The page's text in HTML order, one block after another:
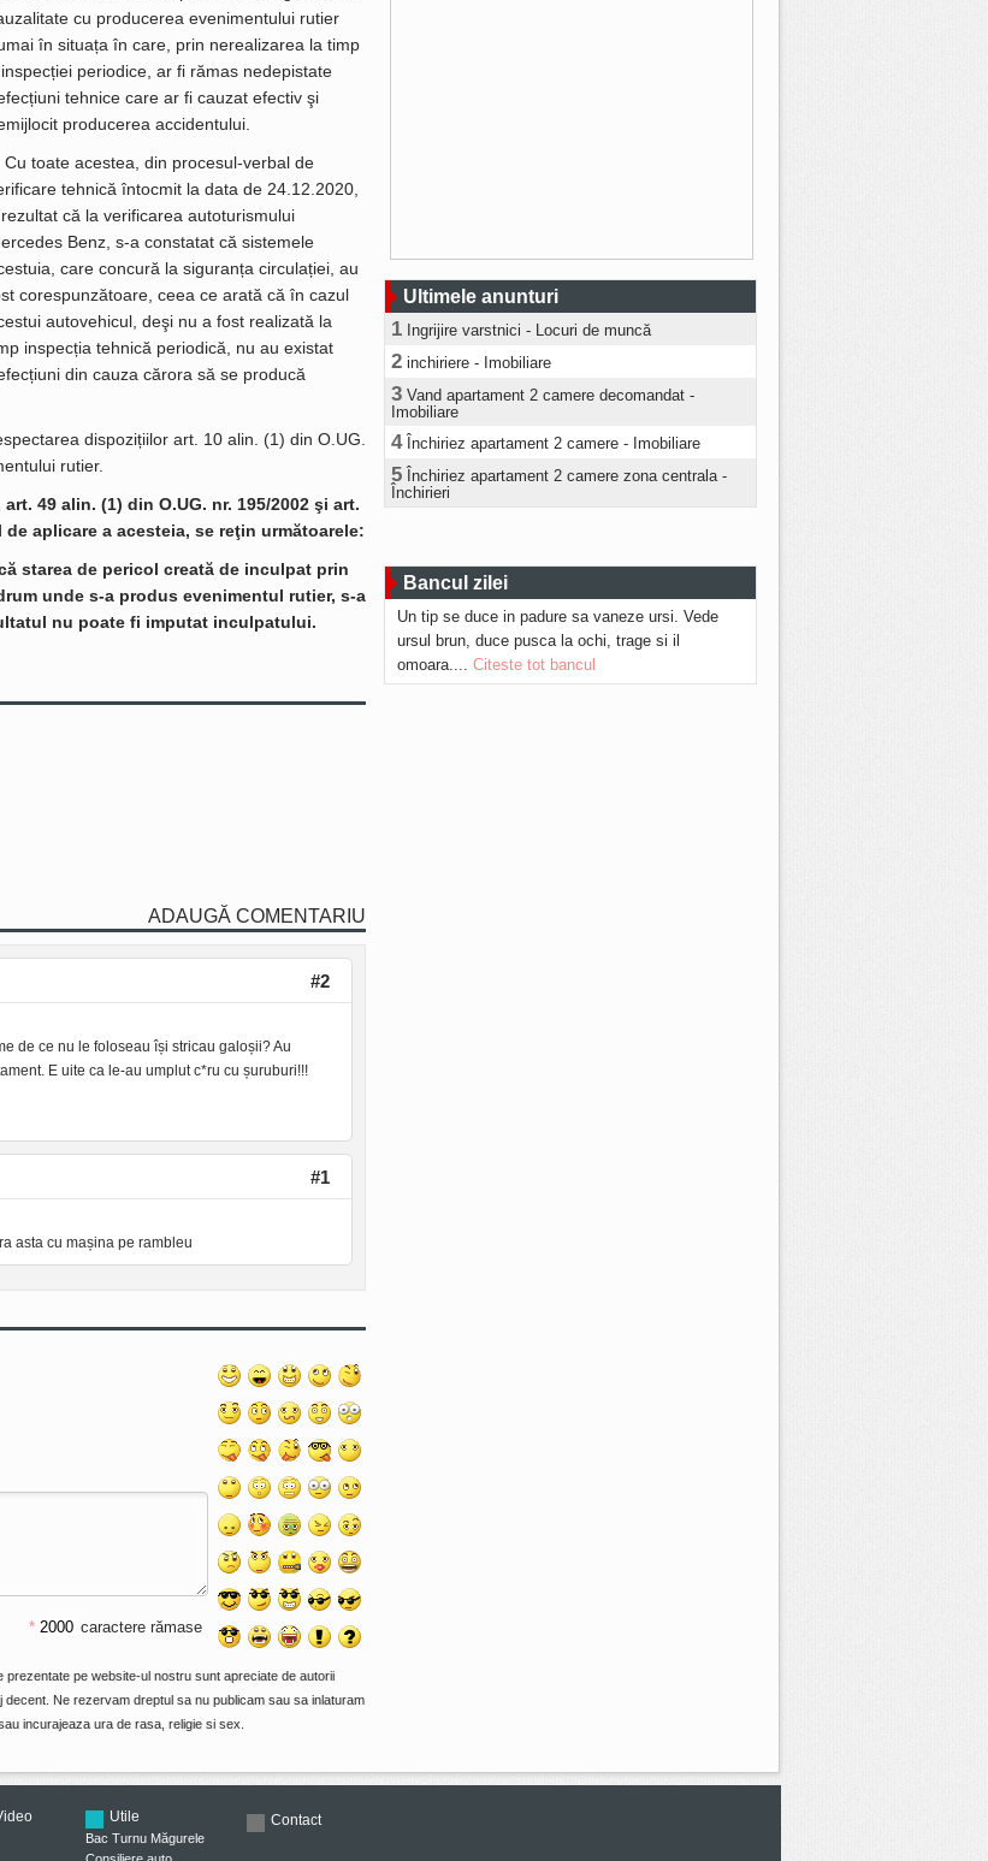
cu producerea evenimentului rutier
în situața în care, prin nerealizarea la timp
periodice, ar fi rămas nedepistate
tehnice care ar fi cauzat efectiv şi
producerea accidentului.
Cu toate acestea, din procesul-verbal de
tehnică întocmit la data de 24.12.2020,
că la verificarea autoturismului
Benz, s-a constatat că sistemele
care concură la siguranța circulației, au
corespunzătoare, ceea ce arată că în cazul
autovehicul, deşi nu a fost realizată la
inspecția tehnică periodică, nu au existat
din cauza cărora să se producă
dispozițiilor art. 10 alin. (1) din O.UG.
rutier.
49 alin. (1) din O.UG. nr. 195/2002 şi art.
aplicare a acesteia, se reţin următoarele:
starea de pericol creată de inculpat prin
unde s-a produs evenimentul rutier, s-a
nu poate fi imputat inculpatului.
ADAUGĂ COMENTARIU
#2
de ce nu le foloseau își stricau galoșii? Au
E uite ca le-au umplut c*ru cu șuruburi!!!
#1
asta cu mașina pe rambleu
* caractere rămase
pe website-ul nostru sunt apreciate de autorii
Ne rezervam dreptul sa nu publicam sau sa inlaturam
incurajeaza ura de rasa, religie si sex.
Ultimele anunturi
1 Ingrijire varstnici - Locuri de muncă
2 inchiriere - Imobiliare
3 Vand apartament 2 camere decomandat -
Imobiliare
4 Închiriez apartament 2 camere - Imobiliare
5 Închiriez apartament 2 camere zona centrala -
Închirieri
Bancul zilei
Un tip se duce in padure sa vaneze ursi. Vede
ursul brun, duce pusca la ochi, trage si il
omoara.... Citeste tot bancul
Utile
Bac Turnu Măgurele
Contact